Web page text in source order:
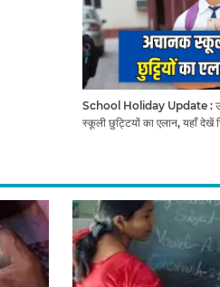
School Holiday Update :
स्कूली छुट्टियों का एलान, यहाँ देखें